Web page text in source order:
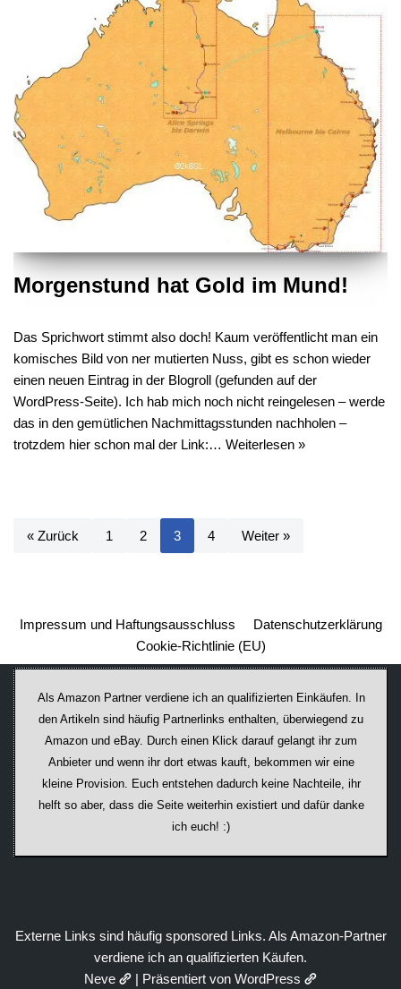
Morgenstund hat Gold im Mund!
Das Sprichwort stimmt also doch! Kaum veröffentlicht man ein
komisches Bild von ner mutierten Nuss, gibt es schon wieder
einen neuen Eintrag in der Blogroll (gefunden auf der
WordPress-Seite). Ich hab mich noch nicht reingelesen – werde
das in den gemütlichen Nachmittagsstunden nachholen –
trotzdem hier schon mal der Link:… Weiterlesen »
« Zurück 1 2 3 4 Weiter »
Impressum und Haftungsausschluss
Datenschutzerklärung
Cookie-Richtlinie (EU)
Als Amazon Partner verdiene ich an qualifizierten Einkäufen. In
den Artikeln sind häufig Partnerlinks enthalten, überwiegend zu
Amazon und eBay. Durch einen Klick darauf ge­lan­gt ihr zum
Anbieter und wenn ihr dort etwas kauft, bekommen wir ei­ne
kleine Provision. Euch entstehen dadurch keine Nachteile, ihr
helft so aber, dass die Seite weiterhin existiert und dafür danke
ich euch! :)
Externe Links sind häufig sponsored Links. Als Amazon-Partner
verdiene ich an qualifizierten Käufen.
Neve
| Präsentiert von WordPress